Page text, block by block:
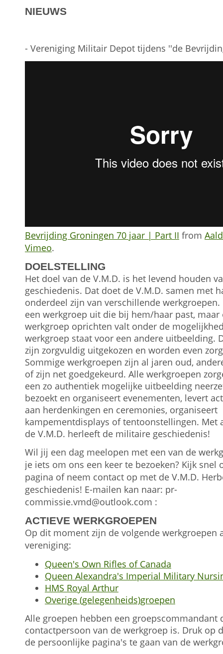
NIEUWS
- Vereniging Militair Depot tijdens ''de
Bevrijding Groningen 70 jaar | Part II from
Vimeo.
DOELSTELLING
Het doel van de V.M.D. is het levend houden
geschiedenis. Dat doet de V.M.D. samen met
onderdeel zijn van verschillende werkgroepen.
een werkgroep uit die bij hem/haar past, maar
werkgroep oprichten valt onder de
werkgroep staat voor een andere uitbeelding.
zijn zorgvuldig uitgekozen en worden even
Sommige werkgroepen zijn al jaren oud,
of zijn net goedgekeurd. Alle werkgroepen
een zo authentiek mogelijke uitbeelding
bezoekt en organiseert evenementen, levert
aan herdenkingen en ceremonies, organiseert
kampementdisplays of tentoonstellingen. Met
de V.M.D. herleeft de militaire geschiedenis!
Wil jij een dag meelopen met een van de
je iets om ons een keer te bezoeken? Kijk snel
pagina of neem contact op met de V.M.D.
geschiedenis! E-mailen kan naar: pr-
commissie.vmd@outlook.com :
ACTIEVE WERKGROEPEN
Op dit moment zijn de volgende werkgroepen
vereniging:
Queen's Own Rifles of Canada
Queen Alexandra's Imperial Military
HMS Royal Arthur
Overige (gelegenheids)groepen
Alle groepen hebben een groepscommandant
contactpersoon van de werkgroep is. Druk op
de persoonlijke pagina's te gaan van de